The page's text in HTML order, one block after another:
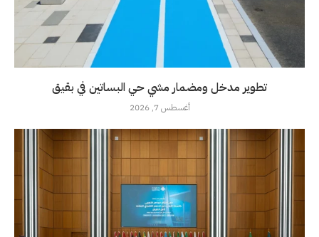
تطوير مدخل ومضمار مشي حي البساتين في بقيق
أغسطس 7, 2026